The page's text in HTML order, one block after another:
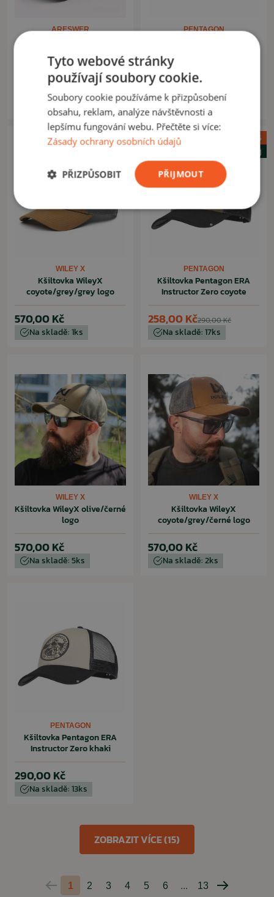
ARESWER
170,00 Kč
114,00 Kč
Na skladě: 49ks
PENTAGON
295,00 Kč
251,00 Kč
Na skladě: 9ks
WILEY X
Kšiltovka WileyX
coyote/grey/grey logo
570,00 Kč
Na skladě: 1ks
Akce -11%
Letní výprodej
PENTAGON
Kšiltovka Pentagon ERA
Instructor Zero coyote
290,00 Kč
258,00 Kč
Na skladě: 17ks
WILEY X
Kšiltovka WileyX olive/černé
logo
570,00 Kč
Na skladě: 5ks
WILEY X
Kšiltovka WileyX
coyote/grey/černé logo
570,00 Kč
Na skladě: 2ks
PENTAGON
Kšiltovka Pentagon ERA
Instructor Zero khaki
290,00 Kč
Na skladě: 13ks
Predchádzajúca
1 2 3 4 5 6 ... 13
ZOBRAZIT VÍCE (15)
Tyto webové stránky
používají soubory cookie.
Soubory cookie používáme k přizpůsobení
obsahu, reklam, analýze návštěvnosti a
lepšímu fungování webu. Přečtěte si více:
Zásady ochrany osobních údajů
PŘIJMOUT
PŘIZPŮSOBIT